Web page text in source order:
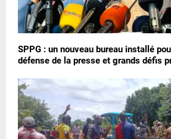
SPPG : un nouveau bureau installé
défense de la presse et grands défis